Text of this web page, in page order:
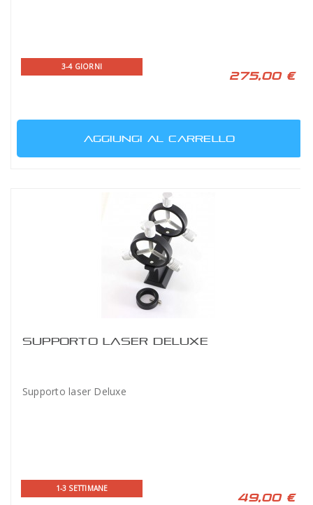
3-4 GIORNI
275,00 €
AGGIUNGI AL CARRELLO
SUPPORTO LASER DELUXE
Supporto laser Deluxe
1-3 SETTIMANE
49,00 €